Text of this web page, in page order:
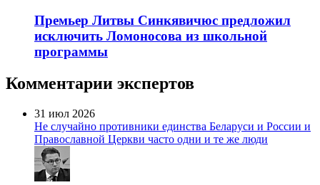
Премьер Литвы Синкявичюс предложил
исключить Ломоносова из школьной
программы
Комментарии экспертов
31 июл 2026
Не случайно противники единства Беларуси и России и
Православной Церкви часто одни и те же люди